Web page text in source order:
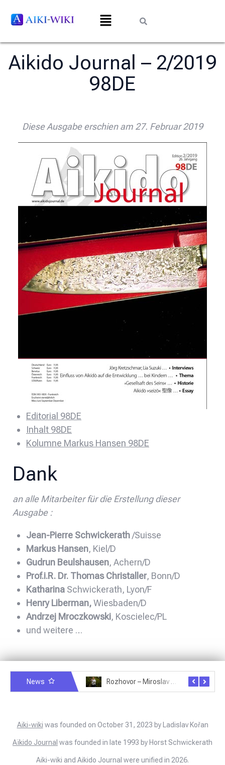
Aikido Journal – 2/2019
98DE
Diese Ausgabe erschien am 27. Februar 2019
Editorial 98DE
Inhalt 98DE
Kolumne Markus Hansen 98DE
Dank
an alle Mitarbeiter für die Erstellung dieser
Ausgabe :
Jean-Pierre Schwickerath/Suisse
Markus Hansen, Kiel/D
Gudrun Beulshausen, Achern/D
Prof.i.R. Dr. Thomas Christaller, Bonn/D
Katharina Schwickerath, Lyon/F
Henry Liberman,Wiesbaden/D
Andrzej Mroczkowski, Koscielec/PL
und weitere …
News Rozhovor – Miroslav Šmíd – 22.3.2025
Aiki-wiki was founded on October 31, 2023 by Ladislav Kořan
Aïkido Journal was founded in late 1993 by Horst Schwickerath
Aiki-wiki and Aikido Journal were unified in 2026.